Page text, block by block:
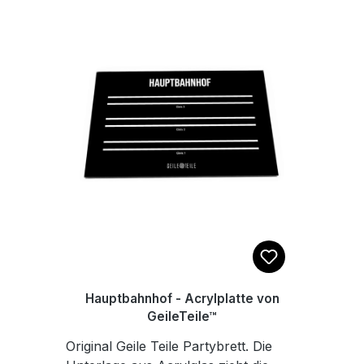
Hauptbahnhof - Acrylplatte von
GeileTeile™
Original Geile Teile Partybrett. Die